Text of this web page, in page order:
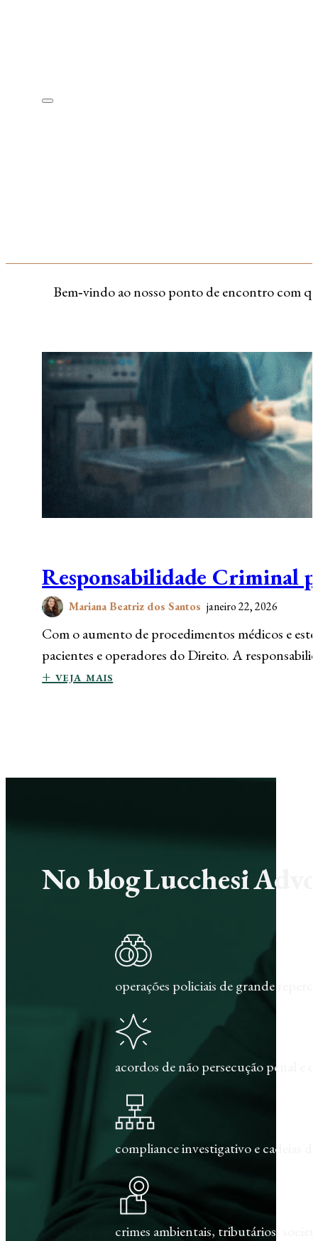
Bem‑vindo ao nosso ponto de encontro com
Responsabilidade Criminal
Mariana Beatriz dos Santos janeiro 22, 2026
Com o aumento de procedimentos médicos e
pacientes e operadores do Direito. A
+ veja mais
No blog Lucchesi
operações policiais de grande
acordos de não persecução penal e
compliance investigativo e cadeias
crimes ambientais, tributários,